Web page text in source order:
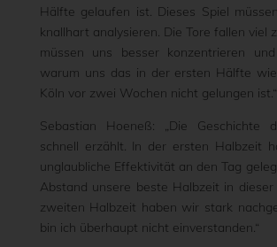
Hälfte gelaufen ist. Dieses Spiel
knallhart analysieren. Die Tore fallen viel
müssen uns besser konzentrieren
warum uns das in der ersten Hälfte
Köln vor zwei Wochen nicht gelungen ist.“
Sebastian Hoeneß: „Die Geschichte
schnell erzählt. In der ersten Halbzeit
unglaubliche Effektivität an den Tag
Abstand unsere beste Halbzeit in dieser
zweiten Halbzeit haben wir stark
bin ich überhaupt nicht einverstanden.“